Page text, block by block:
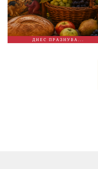
ДНЕС ПРАЗНУВА...